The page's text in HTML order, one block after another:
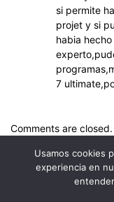
si permite
projet y si
habia
7
Comments are closed.
© Uptodown
Usamos cookies
experiencia en